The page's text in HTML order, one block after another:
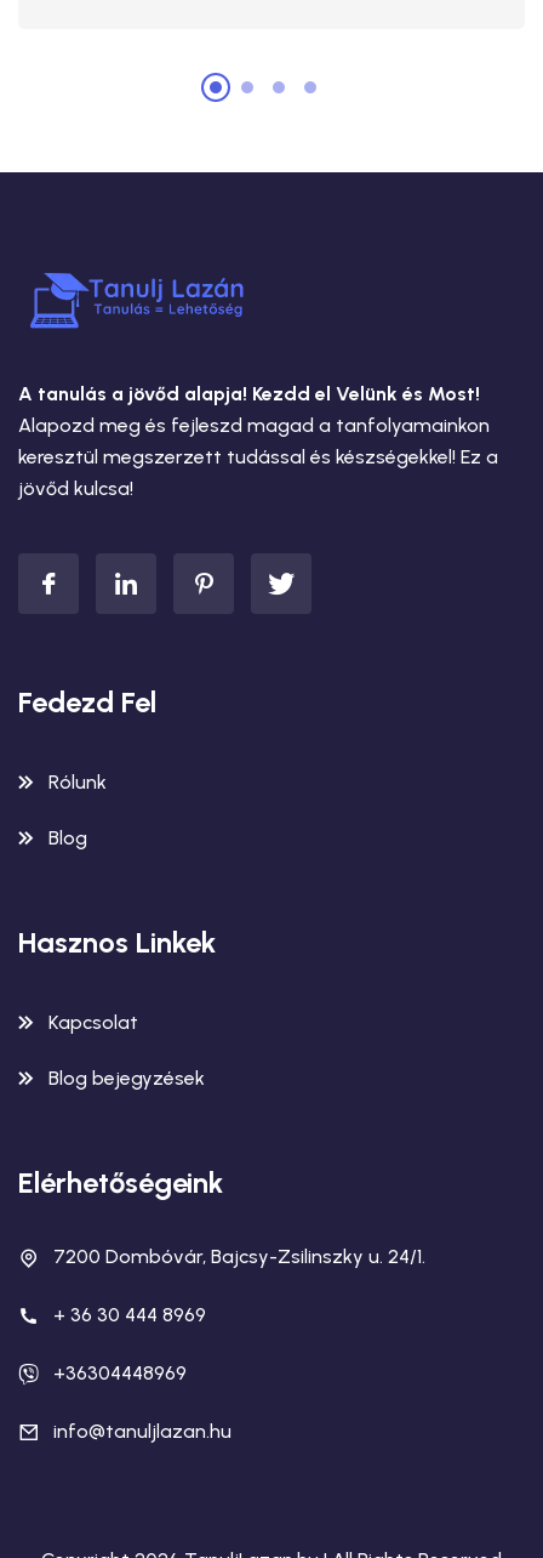
A tanulás a jövőd alapja! Kezdd el Velünk és Most!
Alapozd meg és fejleszd magad a tanfolyamainkon
keresztül megszerzett tudással és készségekkel! Ez a
jövőd kulcsa!
Fedezd Fel
Rólunk
Blog
Hasznos Linkek
Kapcsolat
Blog bejegyzések
Elérhetőségeink
7200 Dombóvár, Bajcsy-Zsilinszky u. 24/1.
+ 36 30 444 8969
+36304448969
info@tanuljlazan.hu